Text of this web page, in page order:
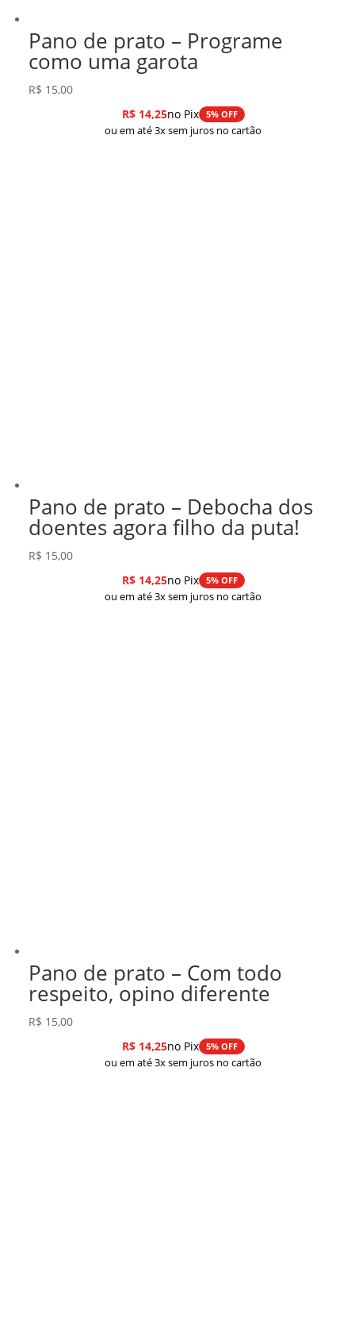
Pano de prato – Programe
como uma garota
R$ 15,00
R$14,25no Pix 5% OFF
ou em até 3x sem juros no cartão
Pano de prato – Debocha dos
doentes agora filho da puta!
R$ 15,00
R$14,25no Pix 5% OFF
ou em até 3x sem juros no cartão
Pano de prato – Com todo
respeito, opino diferente
R$ 15,00
R$14,25no Pix 5% OFF
ou em até 3x sem juros no cartão